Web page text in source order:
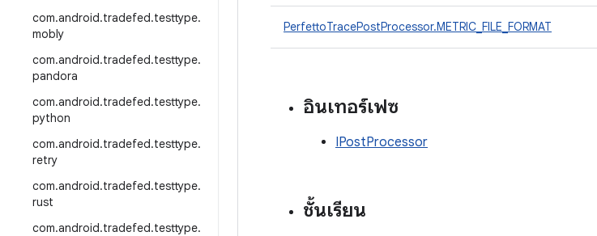
com.android.tradefed.testtype.
mobly
com.android.tradefed.testtype.
pandora
com.android.tradefed.testtype.
python
com.android.tradefed.testtype.
retry
com.android.tradefed.testtype.
rust
com.android.tradefed.testtype.
PerfettoTracePostProcessor.METRIC_FILE_FORMAT
อินเทอร์เฟซ
IPostProcessor
ชั้นเรียน